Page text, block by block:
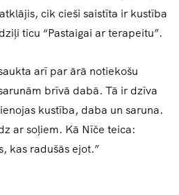
cik cieši saistīta ir kustība
ticu “Pastaigai ar terapeitu”.
arī par ārā notiekošu
brīvā dabā. Tā ir dzīva
kustība, daba un saruna.
ar soļiem. Kā Nīče teica:
kas radušās ejot.”